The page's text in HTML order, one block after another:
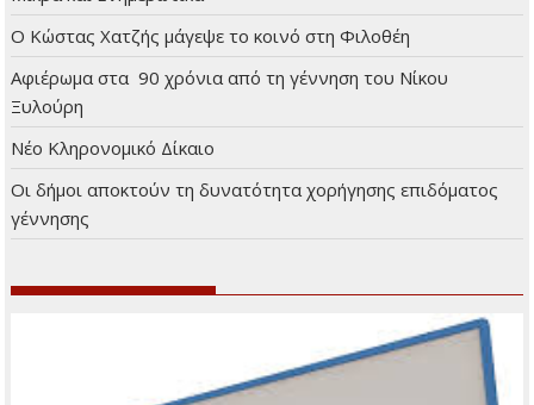
Ο Κώστας Χατζής μάγεψε το κοινό στη Φιλοθέη
Αφιέρωμα στα 90 χρόνια από τη γέννηση του Νίκου
Ξυλούρη
Νέο Κληρονομικό Δίκαιο
Οι δήμοι αποκτούν τη δυνατότητα χορήγησης επιδόματος
γέννησης